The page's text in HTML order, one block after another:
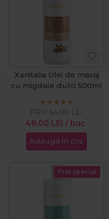
Xanitalia Ulei de masaj
cu migdale dulci 500ml
48,00 LEI / buc
PRP: 64,00 LEI
Adauga in cos
Pret special